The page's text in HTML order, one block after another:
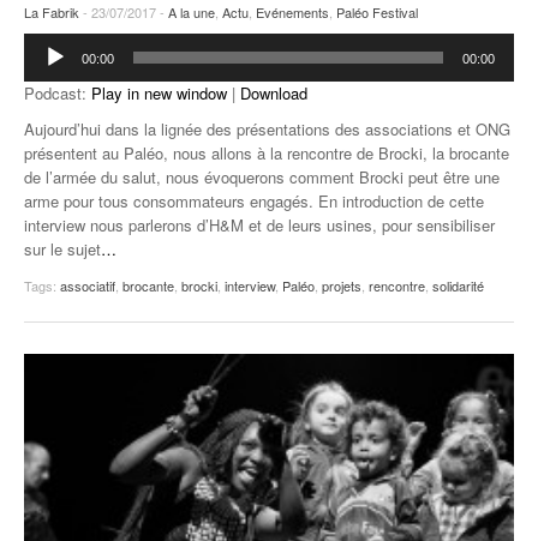
La Fabrik - 23/07/2017 - A la une Actu Evénements Paléo Festival
Lecteur
audio
00:00 00:00
Podcast: Play in new window | Download
Aujourd’hui dans la lignée des présentations des associations et ONG
présentent au Paléo, nous allons à la rencontre de Brocki, la brocante
de l’armée du salut, nous évoquerons comment Brocki peut être une
arme pour tous consommateurs engagés. En introduction de cette
interview nous parlerons d’H&M et de leurs usines, pour sensibiliser
sur le sujet…
Tags: associatif brocante brocki interview, Paléo projets rencontre solidarité